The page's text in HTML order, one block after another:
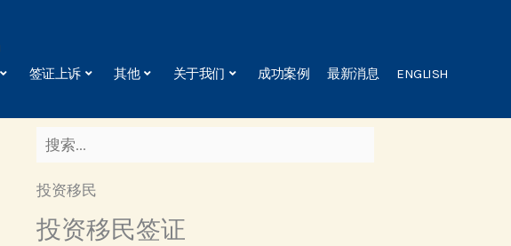
签证上诉 其他 关于我们 成功案例 最新消息 ENGLISH
投资移民
投资移民签证